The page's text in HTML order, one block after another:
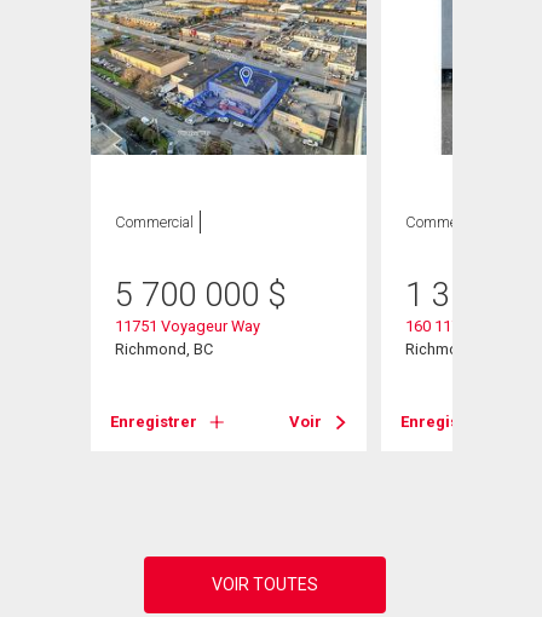
Commercial
5 700 000 $
11751 Voyageur Way
Richmond, BC
Enregistrer Voir
Commercial
1 300
160 11760
Richmond, BC
Enregistrer